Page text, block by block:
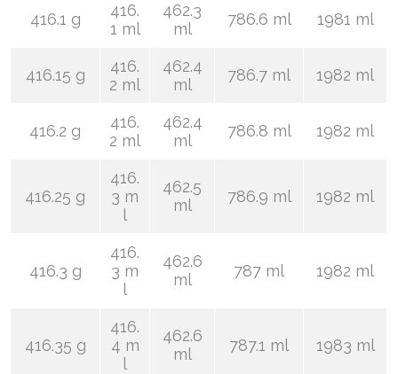
416.1 g
416.
1 ml
462.3
ml
786.6 ml 1981 ml
416.15 g
416.
2 ml
462.4
ml
786.7 ml 1982 ml
416.2 g
416.
2 ml
462.4
ml
786.8 ml 1982 ml
416.25 g
416.
3 m
l
462.5
ml
786.9 ml 1982 ml
416.3 g
416.
3 m
l
462.6
ml
787 ml 1982 ml
416.35 g
416.
4 m
l
462.6
ml
787.1 ml 1983 ml